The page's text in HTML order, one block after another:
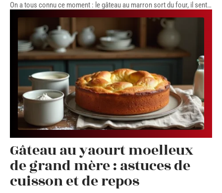
On a tous connu ce moment : le gâteau au marron sort du four, il sent…
Gâteau au yaourt moelleux
de grand mère : astuces de
cuisson et de repos